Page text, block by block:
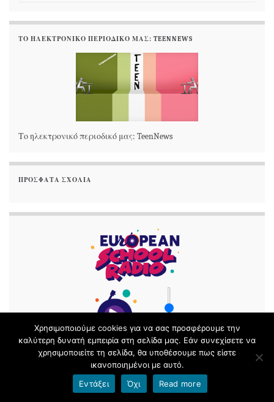
ΤΟ ΗΛΕΚΤΡΟΝΙΚΌ ΠΕΡΙΟΔΙΚΌ ΜΑΣ: TEENNEWS
Το ηλεκτρονικό περιοδικό μας: TeenNews
ΠΡΌΣΦΑΤΑ ΣΧΌΛΙΑ
Χρησιμοποιούμε cookies για να σας προσφέρουμε την
καλύτερη δυνατή εμπειρία στη σελίδα μας. Εάν συνεχίσετε να
χρησιμοποιείτε τη σελίδα, θα υποθέσουμε πως είστε
ικανοποιημένοι με αυτό.
Εντάξει
Όχι Read more